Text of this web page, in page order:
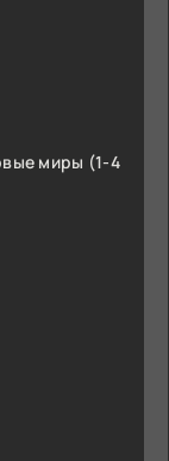
миры (1-4